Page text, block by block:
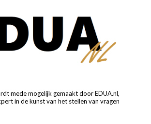
mede mogelijk gemaakt door EDUA.nl,
in de kunst van het stellen van vragen